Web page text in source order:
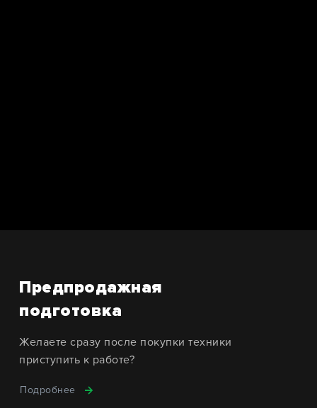
Предпродажная
подготовка
Желаете сразу после покупки техники
приступить к работе?
Подробнее